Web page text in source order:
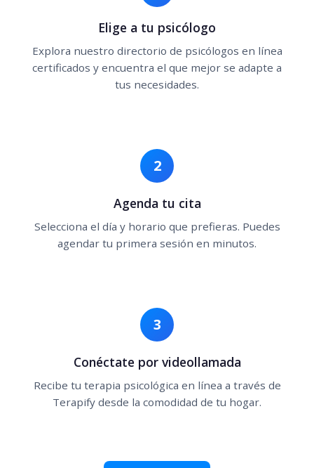
Elige a tu psicólogo
Explora nuestro directorio de psicólogos en línea
certificados y encuentra el que mejor se adapte a
tus necesidades.
2
Agenda tu cita
Selecciona el día y horario que prefieras. Puedes
agendar tu primera sesión en minutos.
3
Conéctate por videollamada
Recibe tu terapia psicológica en línea a través de
Terapify desde la comodidad de tu hogar.